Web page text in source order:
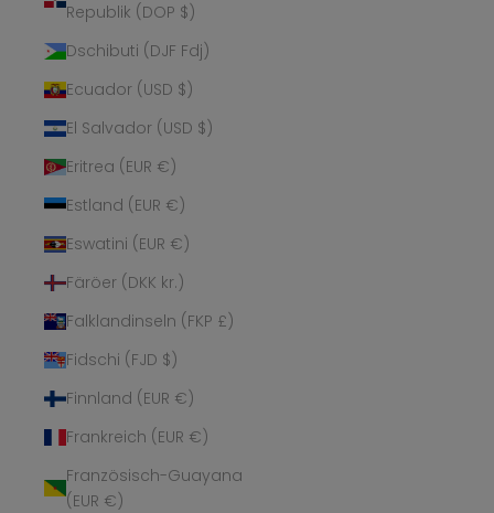
Republik (DOP $)
Dschibuti (DJF Fdj)
Ecuador (USD $)
El Salvador (USD $)
Eritrea (EUR €)
Estland (EUR €)
Eswatini (EUR €)
Färöer (DKK kr.)
Falklandinseln (FKP £)
Fidschi (FJD $)
Finnland (EUR €)
Frankreich (EUR €)
Französisch-Guayana
(EUR €)